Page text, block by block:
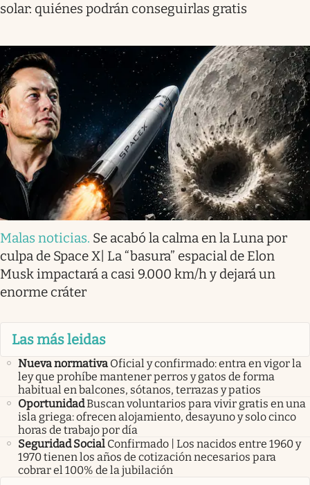
solar: quiénes podrán conseguirlas gratis
Malas noticias. Se acabó la calma en la Luna por
culpa de Space X| La “basura” espacial de Elon
Musk impactará a casi 9.000 km/h y dejará un
enorme cráter
Las más leidas
Nueva normativa Oficial y confirmado: entra en vigor la
ley que prohíbe mantener perros y gatos de forma
habitual en balcones, sótanos, terrazas y patios
OportunidadBuscan voluntarios para vivir gratis en una
isla griega: ofrecen alojamiento, desayuno y solo cinco
horas de trabajo por día
Seguridad Social Confirmado | Los nacidos entre 1960 y
1970 tienen los años de cotización necesarios para
cobrar el 100% de la jubilación